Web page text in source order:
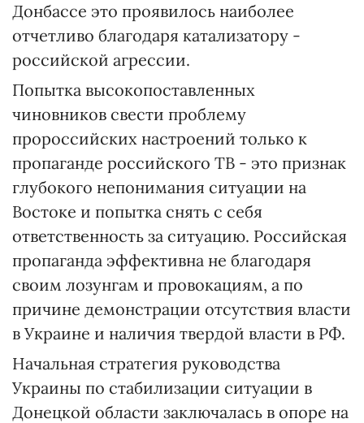
Донбассе это проявилось наиболее
отчетливо благодаря катализатору -
российской агрессии.
Попытка высокопоставленных
чиновников свести проблему
пророссийских настроений только к
пропаганде российского ТВ - это признак
глубокого непонимания ситуации на
Востоке и попытка снять с себя
ответственность за ситуацию. Российская
пропаганда эффективна не благодаря
своим лозунгам и провокациям, а по
причине демонстрации отсутствия власти
в Украине и наличия твердой власти в РФ.
Начальная стратегия руководства
Украины по стабилизации ситуации в
Донецкой области заключалась в опоре на